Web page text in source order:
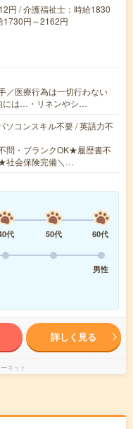
円 / 介護福祉士：時給1830
1730円～2162円
／医療行為は一切行わない
には…・リネンやシ…
ソコンスキル不要 / 英語力不
問・ブランクOK★履歴書不
社会保険完備＼…
代 50代
60代
男性
詳しく見る
ネット